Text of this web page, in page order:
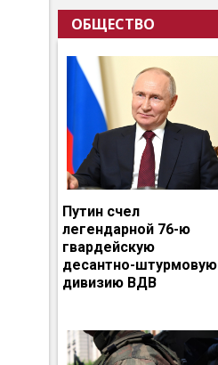
ОБЩЕСТВО
Путин счел
легендарной 76-ю
гвардейскую
десантно-штурмовую
дивизию ВДВ